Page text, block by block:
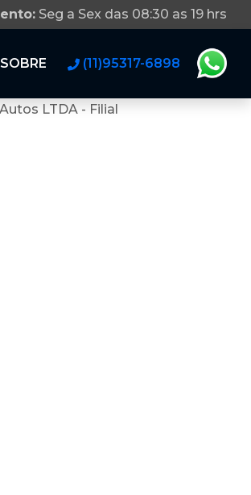
Seg a Sex das 08:30 as 19 hrs
SOBRE (11)95317-6898
LTDA - Filial